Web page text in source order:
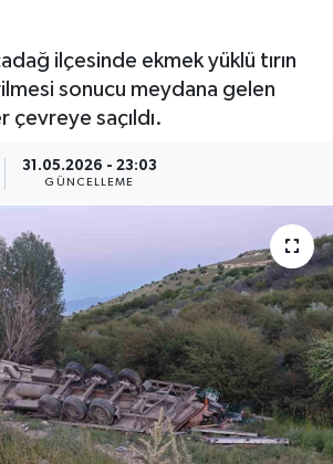
ilçesinde ekmek yüklü tırın
sonucu meydana gelen
çevreye saçıldı.
31.05.2026 - 23:03
GÜNCELLEME
Durumu ve Fikstür